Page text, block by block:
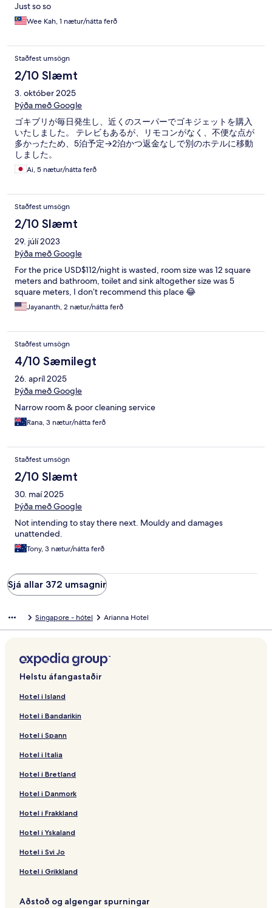
Just so so
Wee Kah, 1 nætur/nátta ferð
Staðfest umsögn
2/10 Slæmt
3. október 2025
Þýða með Google
ゴキブリが毎日発生し、近くのスーパーでゴキジェットを購入
いたしました。 テレビもあるが、リモコンがなく、不便な点が
多かったため、5泊予定→2泊かつ返金なしで別のホテルに移動
しました。
Ai, 5 nætur/nátta ferð
Staðfest umsögn
2/10 Slæmt
29. júlí 2023
Þýða með Google
For the price USD$112/night is wasted, room size was 12 square
meters and bathroom, toilet and sink altogether size was 5
square meters, I don’t recommend this place 😂
Jayananth, 2 nætur/nátta ferð
Staðfest umsögn
4/10 Sæmilegt
26. apríl 2025
Þýða með Google
Narrow room & poor cleaning service
Rana, 3 nætur/nátta ferð
Staðfest umsögn
2/10 Slæmt
30. maí 2025
Þýða með Google
Not intending to stay there next. Mouldy and damages
unattended.
Tony, 3 nætur/nátta ferð
Sjá allar 372 umsagnir
Singapore - hótel Arianna Hotel
Helstu áfangastaðir
Hotel i Island
Hotel i Bandarikin
Hotel i Spann
Hotel i Italia
Hotel i Bretland
Hotel i Danmork
Hotel i Frakkland
Hotel i Yskaland
Hotel i Svi Jo
Hotel i Grikkland
Aðstoð og algengar spurningar